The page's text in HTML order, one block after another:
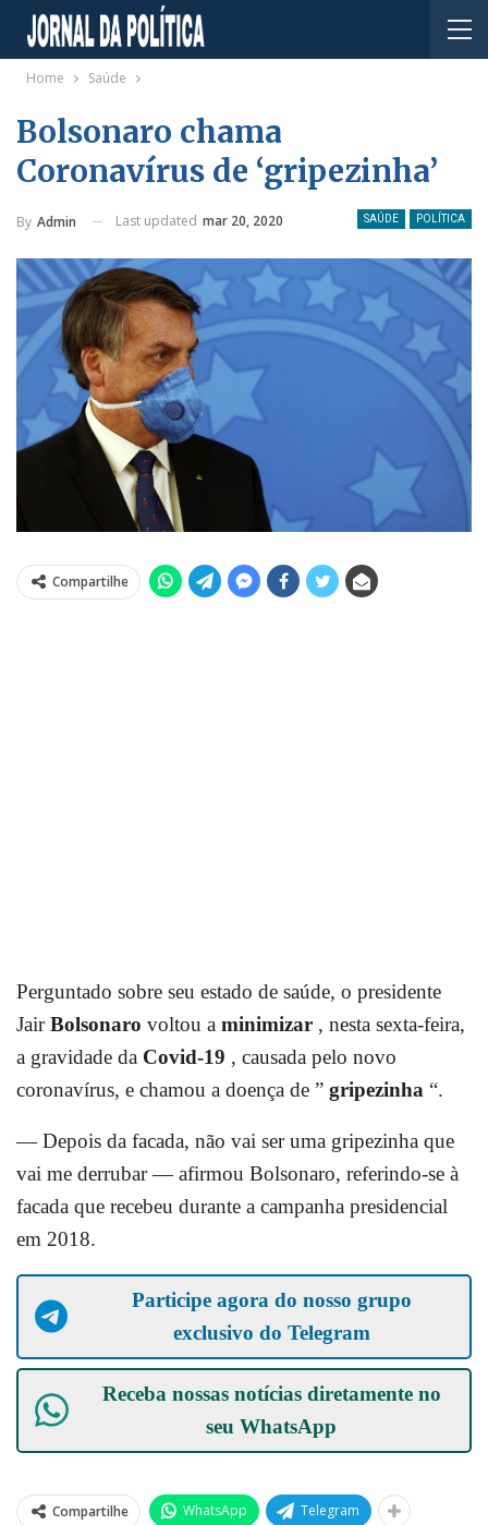
Home Saúde
Bolsonaro chama
Coronavírus de ‘gripezinha’
SAÚDE POLÍTICA
By Admin Last updated mar 20, 2020
Compartilhe
Perguntado sobre seu estado de saúde, o presidente
JairBolsonaro voltou a minimizar , nesta sexta-feira,
a gravidade da Covid-19 , causada pelo novo
coronavírus, e chamou a doença de ” gripezinha “.
— Depois da facada, não vai ser uma gripezinha que
vai me derrubar — afirmou Bolsonaro, referindo-se à
facada que recebeu durante a campanha presidencial
em 2018.
Participe agora do nosso grupo
exclusivo do Telegram
Receba nossas notícias diretamente no
seuWhatsApp
Compartilhe WhatsApp Telegram